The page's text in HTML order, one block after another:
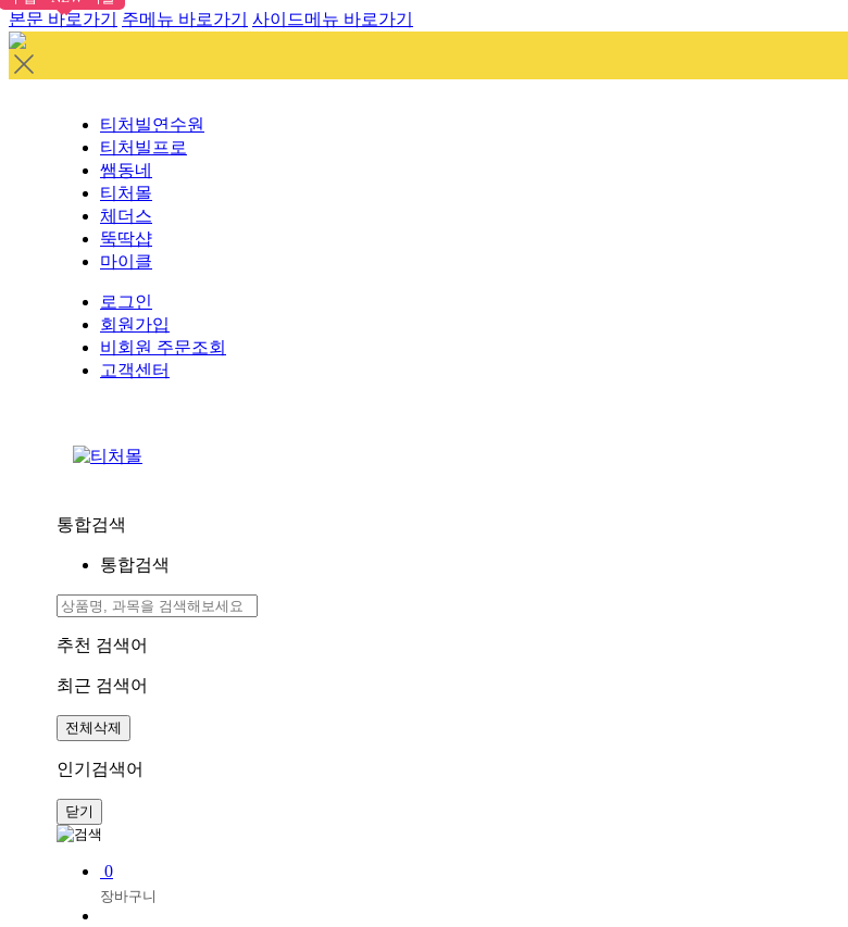
본문 바로가기 주메뉴 바로가기 사이드메뉴 바로가기
티처빌연수원
티처빌프로
쌤동네
티처몰
체더스
뚝딱샵
마이클
로그인
회원가입
비회원 주문조회
고객센터
통합검색
통합검색
추천 검색어
최근 검색어
전체삭제
인기검색어
닫기
0
장바구니